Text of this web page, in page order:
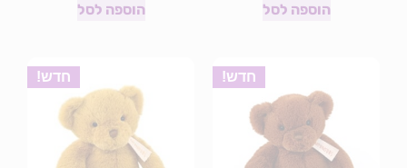
הוספה לסל הוספה לסל
חדש! חדש!